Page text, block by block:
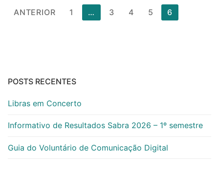
Paginação
ANTERIOR 1 … 3 4 5 6
POSTS RECENTES
Libras em Concerto
Informativo de Resultados Sabra 2026 – 1º semestre
Guia do Voluntário de Comunicação Digital